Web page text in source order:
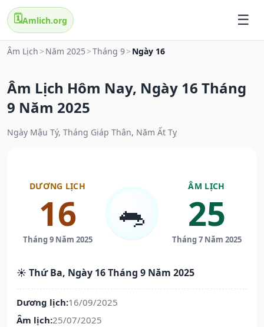
🗓️Amlich.org
Âm Lịch > Năm 2025 >Tháng 9> Ngày 16
Âm Lịch Hôm Nay, Ngày 16 Tháng
9 Năm 2025
Ngày Mậu Tý, Tháng Giáp Thân, Năm Ất Tỵ
DƯƠNG LỊCH
16
Tháng 9 Năm 2025
🐀
ÂM LỊCH
25
Tháng 7 Năm 2025
☀️ Thứ Ba, Ngày 16 Tháng 9 Năm 2025
Dương lịch:16/09/2025
Âm lịch:25/07/2025